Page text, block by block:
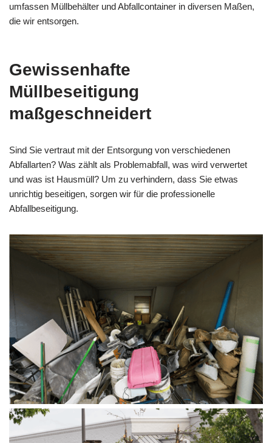
umfassen Müllbehälter und Abfallcontainer in diversen Maßen,
die wir entsorgen.
Gewissenhafte
Müllbeseitigung
maßgeschneidert
Sind Sie vertraut mit der Entsorgung von verschiedenen
Abfallarten? Was zählt als Problemabfall, was wird verwertet
und was ist Hausmüll? Um zu verhindern, dass Sie etwas
unrichtig beseitigen, sorgen wir für die professionelle
Abfallbeseitigung.